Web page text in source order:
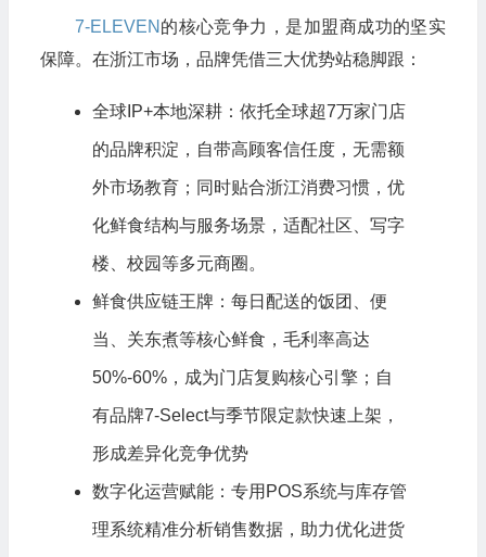
7-ELEVEN 的核心竞争力，是加盟商成功的坚实
保障。在浙江市场，品牌凭借三大优势站稳脚跟：
全球IP+本地深耕：依托全球超7万家门店
的品牌积淀，自带高顾客信任度，无需额
外市场教育；同时贴合浙江消费习惯，优
化鲜食结构与服务场景，适配社区、写字
楼、校园等多元商圈。
鲜食供应链王牌：每日配送的饭团、便
当、关东煮等核心鲜食，毛利率高达
50%-60%，成为门店复购核心引擎；自
有品牌7-Select与季节限定款快速上架，
形成差异化竞争优势
数字化运营赋能：专用POS系统与库存管
理系统精准分析销售数据，助力优化进货